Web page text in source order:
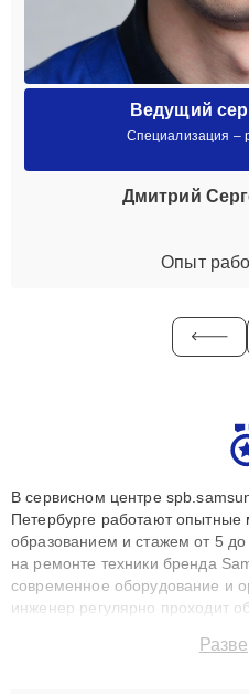
Ведущий
Специализация –
Дмитрий
Опыт
В сервисном центре
Петербурге работают
образованием и стажем от 5
на ремонте техники бренда
современное оборудование и
инженер регулярно проходит
восстанавливать технику с